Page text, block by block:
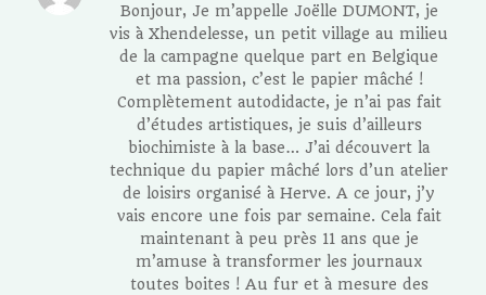
Bonjour, Je m’appelle Joëlle DUMONT, je
vis à Xhendelesse, un petit village au milieu
de la campagne quelque part en Belgique
et ma passion, c’est le papier mâché !
Complètement autodidacte, je n’ai pas fait
d’études artistiques, je suis d’ailleurs
biochimiste à la base… J’ai découvert la
technique du papier mâché lors d’un atelier
de loisirs organisé à Herve. A ce jour, j’y
vais encore une fois par semaine. Cela fait
maintenant à peu près 11 ans que je
m’amuse à transformer les journaux
toutes boites ! Au fur et à mesure des